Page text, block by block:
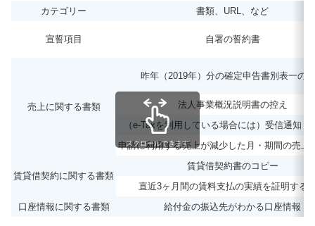
カテゴリー 書類、URL、など
宣誓項目 自署の誓約書
売上に関する書類
昨年（2019年）分の確定申告書別表一の
法人事業概況説明書の控え
（e-Taxを利用している場合には）受信通知
申請に利用する売上が減少した月・期間の売上
賃貸借契約に関する書類
賃貸借契約書のコピー
直近3ヶ月間の賃料支払の実績を証明する
口座情報に関する書類
給付金の振込先がわかる口座情報
スクロールできます